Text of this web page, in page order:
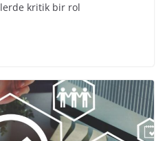
kritik bir rol